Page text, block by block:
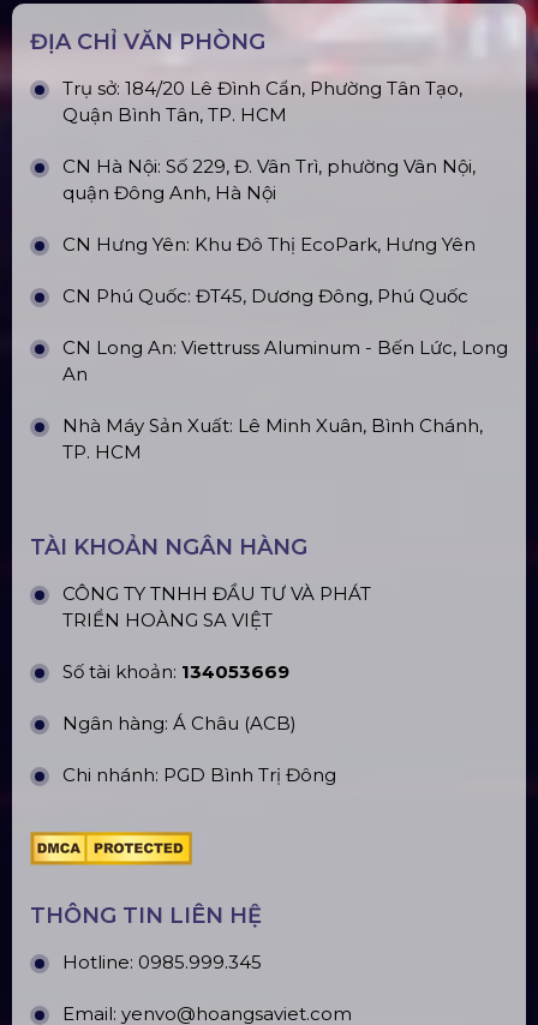
ĐỊA CHỈ VĂN PHÒNG
Trụ sở: 184/20 Lê Đình Cẩn, Phường Tân Tạo,
Quận Bình Tân, TP. HCM
CN Hà Nội: Số 229, Đ. Vân Trì, phường Vân Nội,
quận Đông Anh, Hà Nội
CN Hưng Yên: Khu Đô Thị EcoPark, Hưng Yên
CN Phú Quốc: ĐT45, Dương Đông, Phú Quốc
CN Long An: Viettruss Aluminum - Bến Lức, Long
An
Nhà Máy Sản Xuất: Lê Minh Xuân, Bình Chánh,
TP. HCM
TÀI KHOẢN NGÂN HÀNG
CÔNG TY TNHH ĐẦU TƯ VÀ PHÁT
TRIỂN HOÀNG SA VIỆT
Số tài khoản: 134053669
Ngân hàng: Á Châu (ACB)
Chi nhánh: PGD Bình Trị Đông
THÔNG TIN LIÊN HỆ
Hotline: 0985.999.345
Email: yenvo@hoangsaviet.com